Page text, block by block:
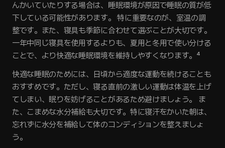
んかいていたりする場合は、睡眠環境が原因で睡眠の質が低
下している可能性があります。 特に重要なのが、室温の調
整です。また、寝具も季節に合わせて選ぶことが大切です。
一年中同じ寝具を使用するよりも、夏用と冬用で使い分ける
ことで、より快適な睡眠環境を維持しやすくなります。⁴
快適な睡眠のためには、日頃から適度な運動を続けることも
おすすめです。ただし、寝る直前の激しい運動は体温を上げ
てしまい、眠りを妨げることがあるため避けましょう。 ま
た、こまめな水分補給も大切です。特に寝汗をかいた朝は、
忘れずに水分を補給して体のコンディションを整えましょ
う。